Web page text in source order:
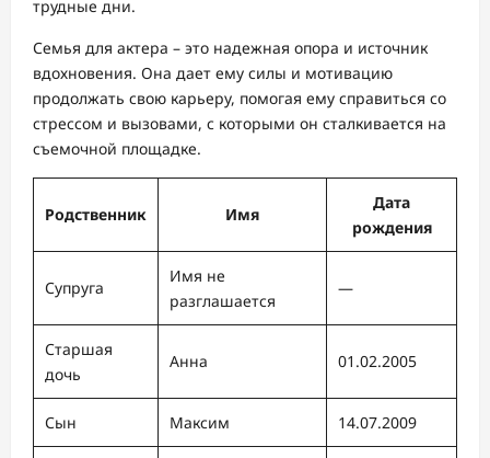
трудные дни.
Семья для актера – это надежная опора и источник
вдохновения. Она дает ему силы и мотивацию
продолжать свою карьеру, помогая ему справиться со
стрессом и вызовами, с которыми он сталкивается на
съемочной площадке.
Родственник Имя
Дата
рождения
Супруга
Имя не
разглашается
—
Старшая
дочь
Анна 01.02.2005
Сын Максим 14.07.2009